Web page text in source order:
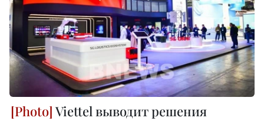
Viettel выводит решения